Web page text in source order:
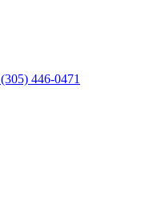
(305) 446-0471